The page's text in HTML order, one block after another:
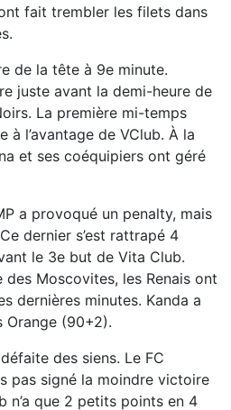
fait trembler les filets dans
de la tête à 9e minute.
juste avant la demi-heure de
La première mi-temps
à l’avantage de VClub. À la
et ses coéquipiers ont géré
a provoqué un penalty, mais
dernier s’est rattrapé 4
le 3e but de Vita Club.
des Moscovites, les Renais ont
dernières minutes. Kanda a
Orange (90+2).
des siens. Le FC
pas signé la moindre victoire
n’a que 2 petits points en 4